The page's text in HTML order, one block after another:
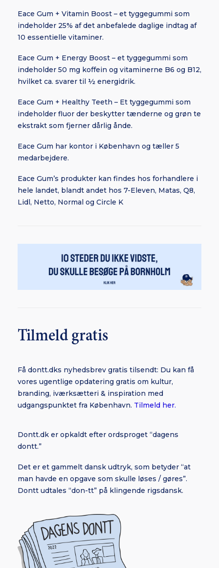
Eace Gum + Vitamin Boost – et tyggegummi som
indeholder 25% af det anbefalede daglige indtag af
10 essentielle vitaminer.
Eace Gum + Energy Boost – et tyggegummi som
indeholder 50 mg koffein og vitaminerne B6 og B12,
hvilket ca. svarer til ½ energidrik.
Eace Gum + Healthy Teeth – Et tyggegummi som
indeholder fluor der beskytter tænderne og grøn te
ekstrakt som fjerner dårlig ånde.
Eace Gum har kontor i København og tæller 5
medarbejdere.
Eace Gum’s produkter kan findes hos forhandlere i
hele landet, blandt andet hos 7-Eleven, Matas, Q8,
Lidl, Netto, Normal og Circle K
Tilmeld gratis
Få dontt.dks nyhedsbrev gratis tilsendt: Du kan få
vores ugentlige opdatering gratis om kultur,
branding, iværksætteri & inspiration med
udgangspunktet fra København. Tilmeld her.
Dontt.dk er opkaldt efter ordsproget “dagens
dontt.”
Det er et gammelt dansk udtryk, som betyder “at
man havde en opgave som skulle løses / gøres”.
Dontt udtales “don-tt” på klingende rigsdansk.